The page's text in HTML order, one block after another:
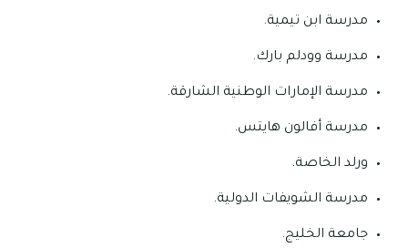
مدرسة ابن تيمية.
مدرسة وودلم بارك.
مدرسة الإمارات الوطنية الشارقة.
مدرسة أفالون هايتس.
ورلد الخاصة.
مدرسة الشويفات الدولية.
جامعة الخليج.